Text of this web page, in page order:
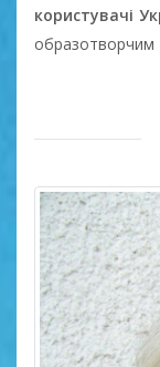
користувачі
образотворчим